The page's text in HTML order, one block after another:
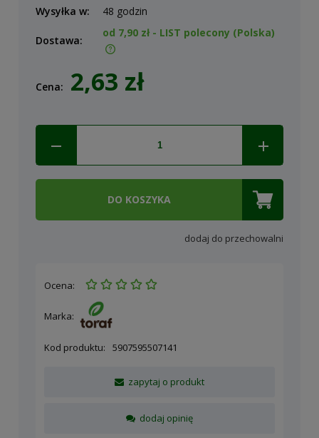
Wysyłka w:
48 godzin
Dostawa:
od 7,90 zł - LIST polecony (Polska)
Cena: 2,63 zł
DO KOSZYKA
dodaj do przechowalni
Ocena:
Marka:
Kod produktu: 5907595507141
zapytaj o produkt
dodaj opinię